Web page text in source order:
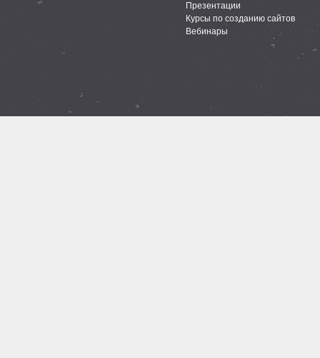
Презентации
Курсы по созданию сайтов
Вебинары